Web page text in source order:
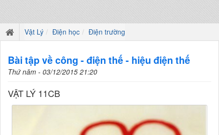
Vật Lý Điện học Điện trường
Bài tập về công - điện thế - hiệu điện thế
Thứ năm - 03/12/2015 21:20
VẬT LÝ 11CB